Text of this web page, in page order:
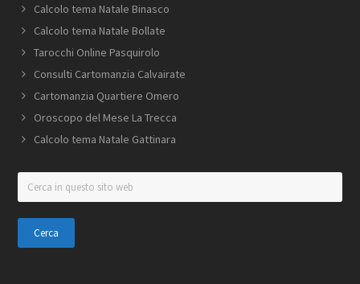
Calcolo tema Natale Binasco
Calcolo tema Natale Bollate
Tarocchi Online Pasquirolo
Consulti Cartomanzia Calvairate
Cartomanzia Quartiere Omero
Oroscopo del Mese La Trecca
Calcolo tema Natale Gattinara
Cerca
in
questo
sito
web